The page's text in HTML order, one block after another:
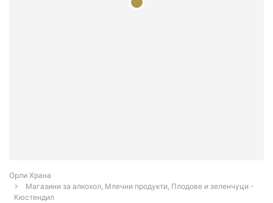
Орли Храна
Магазини за алкохол, Млечни продукти, Плодове и зеленчуци -
Кюстендил